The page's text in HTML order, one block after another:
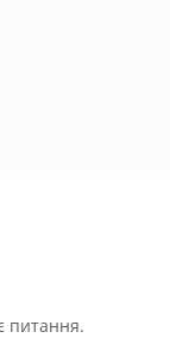
питання.